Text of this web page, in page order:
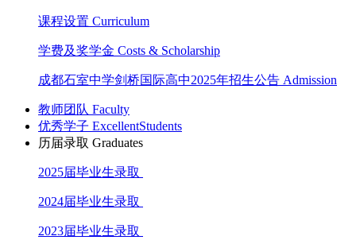
课程设置 Curriculum
学费及奖学金 Costs & Scholarship
成都石室中学剑桥国际高中2025年招生公告 Admission
教师团队 Faculty
优秀学子 ExcellentStudents
历届录取 Graduates
2025届毕业生录取
2024届毕业生录取
2023届毕业生录取